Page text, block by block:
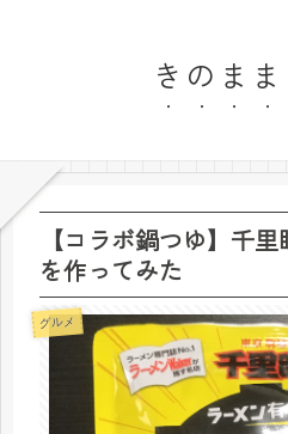
きのま
【コラボ鍋つゆ】千
を作ってみた
グルメ